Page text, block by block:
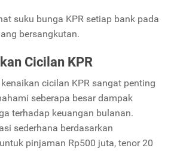
suku bunga KPR setiap bank pada
bersangkutan.
Cicilan KPR
cicilan KPR sangat penting
seberapa besar dampak
terhadap keuangan bulanan.
sederhana berdasarkan
pinjaman Rp500 juta, tenor 20